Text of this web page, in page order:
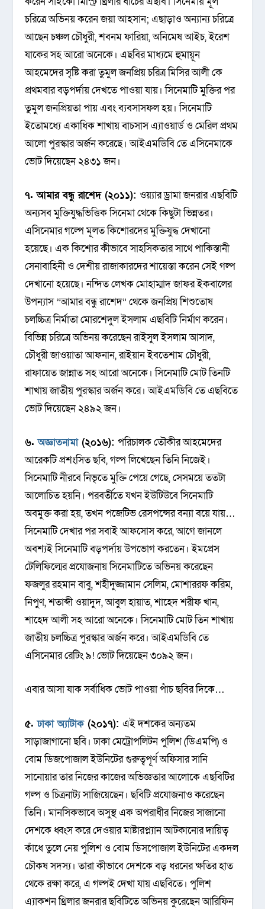
চরিত্রে অভিনয় করেন জয়া আহসান; এছাড়াও অন্যান্য চরিত্রে
আছেন চঞ্চল চৌধুরী, শবনম ফারিয়া, অনিমেষ আইচ, ইরেশ
যাকের সহ আরো অনেকে। এছবির মাধ্যমে হুমায়ূন
আহমেদের সৃষ্টি করা তুমুল জনপ্রিয় চরিত্র মিসির আলী কে
প্রথমবার বড়পর্দায় দেখতে পাওয়া যায়। সিনেমাটি মুক্তির পর
তুমুল জনপ্রিয়তা পায় এবং ব্যবসাসফল হয়। সিনেমাটি
ইতোমধ্যে একাধিক শাখায় বাচসাস এ্যাওয়ার্ড ও মেরিল প্রথম
আলো পুরস্কার অর্জন করেছে। আইএমডিবি তে এসিনেমাকে
ভোট দিয়েছেন ২৪৩১ জন।
৭. আমার বন্ধু রাশেদ (২০১১):ওয়্যার ড্রামা জনরার এছবিটি
অন্যসব মুক্তিযুদ্ধভিত্তিক সিনেমা থেকে কিছুটা ভিন্নতর।
এসিনেমার গল্পে মূলত কিশোরদের মুক্তিযুদ্ধ দেখানো
হয়েছে। এক কিশোর কীভাবে সাহসিকতার সাথে পাকিস্তানী
সেনাবাহিনী ও দেশীয় রাজাকারদের শায়েস্তা করেন সেই গল্প
দেখানো হয়েছে। নন্দিত লেখক মোহাম্মাদ জাফর ইকবালের
উপন্যাস “আমার বন্ধু রাশেদ” থেকে জনপ্রিয় শিশুতোষ
চলচ্চিত্র নির্মাতা মোরশেদুল ইসলাম এছবিটি নির্মাণ করেন।
বিভিন্ন চরিত্রে অভিনয় করেছেন রাইসুল ইসলাম আসাদ,
চৌধুরী জাওয়াতা আফনান, রাইয়ান ইবতেশাম চৌধুরী,
রাফায়েত জান্নাত সহ আরো অনেকে। সিনেমাটি মোট তিনটি
শাখায় জাতীয় পুরস্কার অর্জন করে। আইএমডিবি তে এছবিতে
ভোট দিয়েছেন ২৪৯২ জন।
৬.অজ্ঞাতনামা(২০১৬):পরিচালক তৌকীর আহমেদের
আরেকটি প্রশংসিত ছবি, গল্প লিখেছেন তিনি নিজেই।
সিনেমাটি নীরবে নিভৃতে মুক্তি পেয়ে গেছে, সেসময়ে ততটা
আলোচিত হয়নি। পরবর্তীতে যখন ইউটিউবে সিনেমাটি
অবমুক্ত করা হয়, তখন পজেটিভ রেসপন্সের বন্যা বয়ে যায়…
সিনেমাটি দেখার পর সবাই আফসোস করে, আগে জানলে
অবশ্যই সিনেমাটি বড়পর্দায় উপভোগ করতেন। ইমপ্রেস
টেলিফিল্মের প্রযোজনায় সিনেমাটিতে অভিনয় করেছেন
ফজলুর রহমান বাবু, শহীদুজ্জামান সেলিম, মোশাররফ করিম,
নিপুণ, শতাব্দী ওয়াদুদ, আবুল হায়াত, শাহেদ শরীফ খান,
শাহেদ আলী সহ আরো অনেকে। সিনেমাটি মোট তিন শাখায়
জাতীয় চলচ্চিত্র পুরস্কার অর্জন করে। আইএমডিবি তে
এসিনেমার রেটিং ৯! ভোট দিয়েছেন ৩০৯২ জন।
এবার আসা যাক সর্বাধিক ভোট পাওয়া পাঁচ ছবির দিকে…
৫.ঢাকা অ্যাটাক(২০১৭):এই দশকের অন্যতম
সাড়াজাগানো ছবি। ঢাকা মেট্রোপলিটন পুলিশ (ডিএমপি) ও
বোম ডিজপোজাল ইউনিটের গুরুত্বপূর্ণ অফিসার সানি
সানোয়ার তার নিজের কাজের অভিজ্ঞতার আলোকে এছবিটির
গল্প ও চিত্রনাট্য সাজিয়েছেন। ছবিটি প্রযোজনাও করেছেন
তিনি। মানসিকভাবে অসুস্থ এক অপরাধীর নিজের সাজানো
দেশকে ধ্বংস করে দেওয়ার মাষ্টারপ্ল্যান আটকানোর দায়িত্ব
কাঁধে তুলে নেয় পুলিশ ও বোম ডিসপোজাল ইউনিটের একদল
চৌকষ সদস্য। তারা কীভাবে দেশকে বড় ধরনের ক্ষতির হাত
থেকে রক্ষা করে, এ গল্পই দেখা যায় এছবিতে। পুলিশ
এ্যাকশন থ্রিলার জনরার ছবিটিতে অভিনয় কুরেছেন আরিফিন